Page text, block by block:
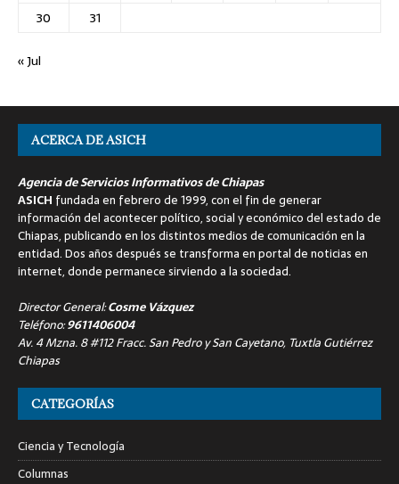
30
31
« Jul
ACERCA DE ASICH
Agencia de Servicios Informativos de Chiapas
ASICH fundada en febrero de 1999, con el fin de generar
información del acontecer político, social y económico del estado de
Chiapas, publicando en los distintos medios de comunicación en la
entidad. Dos años después se transforma en portal de noticias en
internet, donde permanece sirviendo a la sociedad.
Director General:Cosme Vázquez
Teléfono:9611406004
Av. 4 Mzna. 8 #112 Fracc. San Pedro y San Cayetano, Tuxtla Gutiérrez
Chiapas
CATEGORÍAS
Ciencia y Tecnología
Columnas